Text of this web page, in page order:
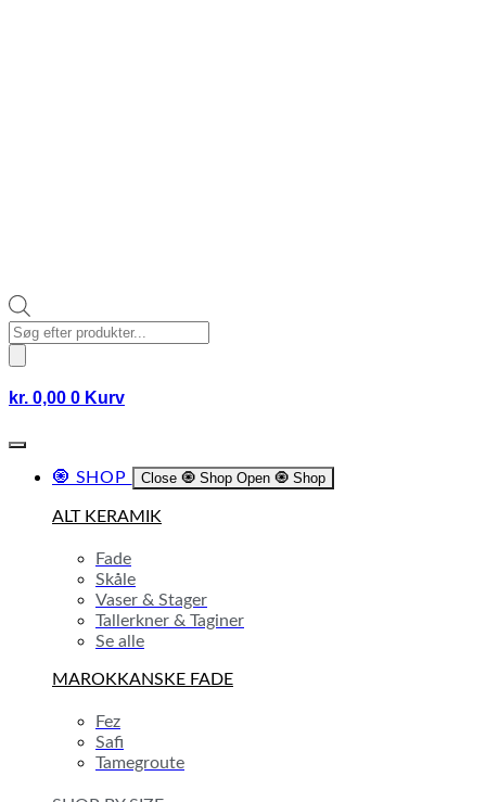
Products
search
kr. 0,00 0 Kurv
🧿 SHOP Close 🧿 Shop Open 🧿 Shop
ALT KERAMIK
Fade
Skåle
Vaser & Stager
Tallerkner & Taginer
Se alle
MAROKKANSKE FADE
Fez
Safi
Tamegroute